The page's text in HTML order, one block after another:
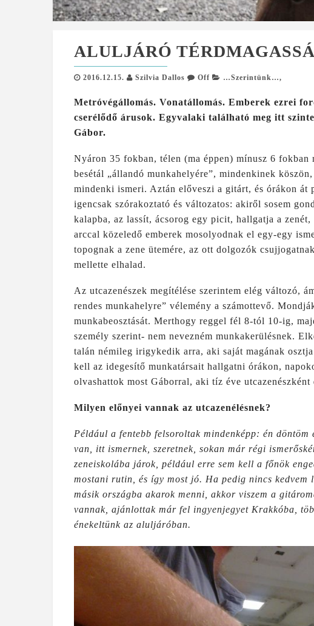
ALULJÁRÓ
2016.12.15. Szilvia Dallos Off …Szerintünk…,
Metróvégállomás. Vonatállomás. Emberek ezrei
cserélődő árusok. Egyvalaki található meg itt
Gábor.
Nyáron 35 fokban, télen (ma éppen) mínusz 6 fokban
besétál „állandó munkahelyére”, mindenkinek
mindenki ismeri. Aztán előveszi a gitárt, és órákon át
igencsak szórakoztató és változatos: akiről sosem
kalapba, az lassít, ácsorog egy picit, hallgatja a
arccal közeledő emberek mosolyodnak el egy-egy
topognak a zene ütemére, az ott dolgozók
mellette elhalad.
Az utcazenészek megítélése szerintem elég változó,
rendes munkahelyre” vélemény a számottevő.
munkabeosztását. Merthogy reggel fél 8-tól 10-ig,
személy szerint- nem nevezném munkakerülésnek.
talán némileg irigykedik arra, aki saját magának
kell az idegesítő munkatársait hallgatni órákon,
olvashattok most Gáborral, aki tíz éve utcazenészként
Milyen előnyei vannak az utcazenélésnek?
Például a fentebb felsoroltak mindenképp: én
van, itt ismernek, szeretnek, sokan már régi
zeneiskolába járok, például erre sem kell a főnök
mostani rutin, és így most jó. Ha pedig nincs kedvem
másik országba akarok menni, akkor viszem a
vannak, ajánlottak már fel ingyenjegyet Krakkóba,
énekeltünk az aluljáróban.